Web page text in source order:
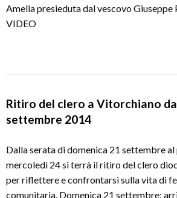
Amelia presieduta dal vescovo
VIDEO
Ritiro del clero a Vitorchiano
settembre 2014
Dalla serata di domenica 21 settembre
mercoledì 24 si terrà il ritiro del clero
per riflettere e confrontarsi sulla vita di
comunitaria. Domenica 21 settembre: